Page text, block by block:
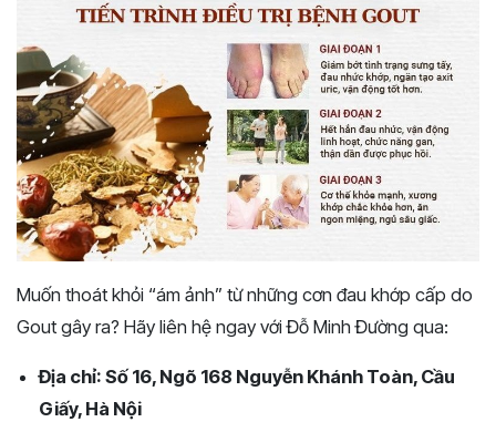
Muốn thoát khỏi “ám ảnh” từ những cơn đau khớp cấp do
Gout gây ra? Hãy liên hệ ngay với Đỗ Minh Đường qua:
Địa chỉ: Số 16, Ngõ 168 Nguyễn Khánh Toàn, Cầu
Giấy, Hà Nội